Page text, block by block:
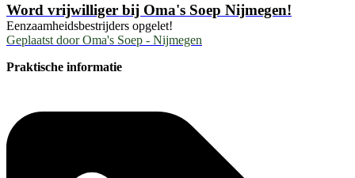
Word vrijwilliger bij Oma's Soep Nijmegen!
Eenzaamheidsbestrijders opgelet!
Geplaatst door Oma's Soep - Nijmegen
Praktische informatie